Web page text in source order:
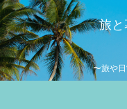
旅と
〜旅や